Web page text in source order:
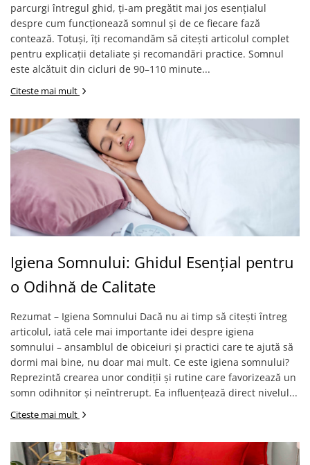
parcurgi întregul ghid, ți-am pregătit mai jos esențialul
despre cum funcționează somnul și de ce fiecare fază
contează. Totuși, îți recomandăm să citești articolul complet
pentru explicații detaliate și recomandări practice. Somnul
este alcătuit din cicluri de 90–110 minute...
Citeste mai mult
Igiena Somnului: Ghidul Esențial pentru
o Odihnă de Calitate
Rezumat – Igiena Somnului Dacă nu ai timp să citești întreg
articolul, iată cele mai importante idei despre igiena
somnului – ansamblul de obiceiuri și practici care te ajută să
dormi mai bine, nu doar mai mult. Ce este igiena somnului?
Reprezintă crearea unor condiții și rutine care favorizează un
somn odihnitor și neîntrerupt. Ea influențează direct nivelul...
Citeste mai mult